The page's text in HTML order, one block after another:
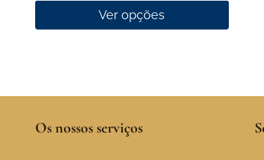
Ver opções
multiple
The
Os nossos serviços